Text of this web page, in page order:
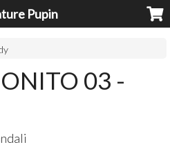
Pupin
03 -